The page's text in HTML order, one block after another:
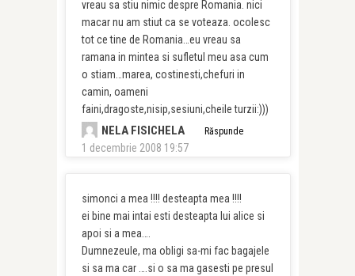
vreau sa stiu nimic despre Romania. nici
macar nu am stiut ca se voteaza. ocolesc
tot ce tine de Romania…eu vreau sa
ramana in mintea si sufletul meu asa cum
o stiam…marea, costinesti,chefuri in
camin, oameni
faini,dragoste,nisip,sesiuni,cheile turzii:)))
NELA FISICHELA
1 decembrie 2008 19:57
Răspunde
simonci a mea !!!! desteapta mea !!!!
ei bine mai intai esti desteapta lui alice si
apoi si a mea….
Dumnezeule, ma obligi sa-mi fac bagajele
si sa ma car ….si o sa ma gasesti pe presul